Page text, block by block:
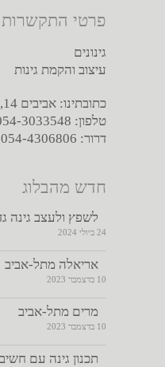
פרטי התקשרות
גינונים
עיצוב והקמת גינות
כתובתינו: אביבים 14, פ"ח-כרכור
טלפון: 054-3033548
דרור: 054-4306806
חדש מהבלוג
לשפץ ולעצב גינה
24 ביולי 2024
אריאלה מתל-אביב
10 בדצמבר 2023
מרים מתל-אביב
10 בדצמבר 2023
תכנון גינה עם